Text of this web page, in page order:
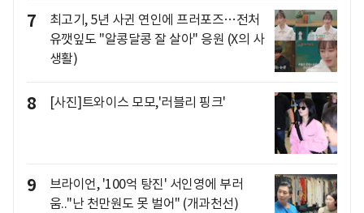
7
최고기, 5년 사귄 연인에 프러포즈…전처
유깻잎도 "알콩달콩 잘 살아" 응원 (X의 사
생활)
8 [사진]트와이스 모모,'러블리 핑크'
9
브라이언, '100억 탕진' 서인영에 부러
움.."난 천만원도 못 벌어" (개과천선)